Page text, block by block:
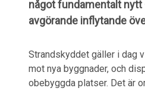
något fundamentalt
avgörande inflytande
Strandskyddet gäller i dag
mot nya byggnader, och
obebyggda platser. Det är